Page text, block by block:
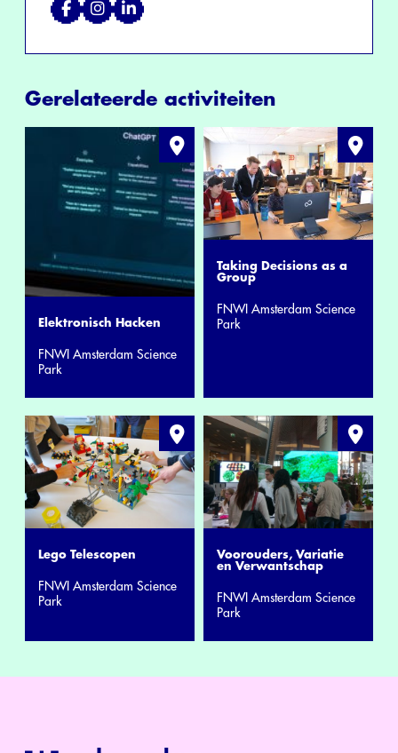
Gerelateerde activiteiten
Elektronisch Hacken
FNWI Amsterdam Science
Park
Taking Decisions as a
Group
FNWI Amsterdam Science
Park
Lego Telescopen
FNWI Amsterdam Science
Park
Voorouders, Variatie
en Verwantschap
FNWI Amsterdam Science
Park